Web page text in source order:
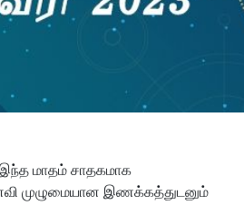
மாதம் சாதகமாக
முழுமையான இணக்கத்துடனும்